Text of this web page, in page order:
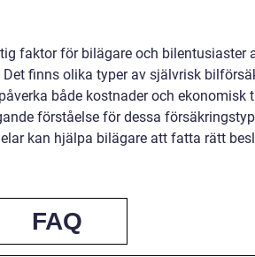
faktor för bilägare och bilentusiaster
finns olika typer av självrisk
både kostnader och ekonomisk
förståelse för dessa
kan hjälpa bilägare att fatta rätt
FAQ